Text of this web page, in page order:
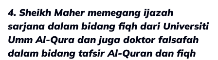
4. Sheikh Maher memegang ijazah
sarjana dalam bidang fiqh dari Universiti
Umm Al-Qura dan juga doktor falsafah
dalam bidang tafsir Al-Quran dan fiqh